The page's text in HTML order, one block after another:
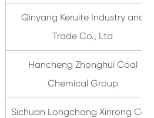
Qinyang Keruite Industry and
Trade Co., Ltd
Hancheng Zhonghui Coal
Chemical Group
Sichuan Longchang Xinrong Coal